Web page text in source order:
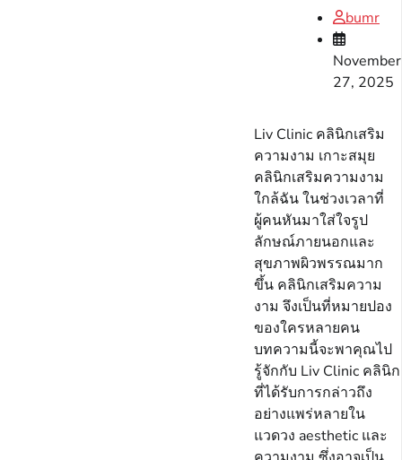
bumr
November
27, 2025
Liv Clinic คลินิกเสริม
ความงาม เกาะสมุย
คลินิกเสริมความงาม
ใกล้ฉัน ในช่วงเวลาที่
ผู้คนหันมาใส่ใจรูป
ลักษณ์ภายนอกและ
สุขภาพผิวพรรณมาก
ขึ้น คลินิกเสริมความ
งาม จึงเป็นที่หมายปอง
ของใครหลายคน
บทความนี้จะพาคุณไป
รู้จักกับ Liv Clinic คลินิก
ที่ได้รับการกล่าวถึง
อย่างแพร่หลายใน
แวดวง aesthetic และ